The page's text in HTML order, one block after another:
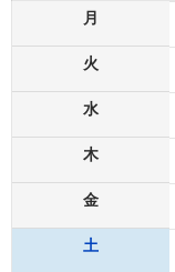
月
火
水
木
金
土